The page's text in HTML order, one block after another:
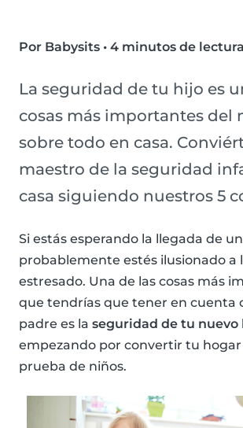
Por Babysits • 4 minutos de lectura
La seguridad de tu hijo es
cosas más importantes del
sobre todo en casa.
maestro de la seguridad
casa siguiendo nuestros 5
Si estás esperando la llegada de
probablemente estés ilusionado a
estresado. Una de las cosas más
que tendrías que tener en cuenta
padre es la seguridad de tu nuevo
empezando por convertir tu hogar
prueba de niños.